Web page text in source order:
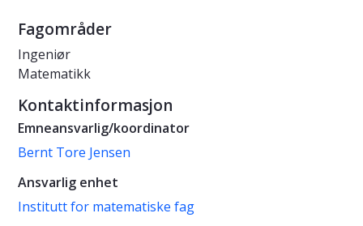
Fagområder
Ingeniør
Matematikk
Kontaktinformasjon
Emneansvarlig/koordinator
Bernt Tore Jensen
Ansvarlig enhet
Institutt for matematiske fag